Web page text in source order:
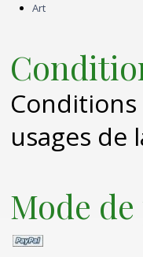
Art
usages de
Mode